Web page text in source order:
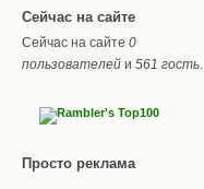
Сейчас на сайте
Сейчас на сайте 0
пользователей и 561 гость.
Просто реклама